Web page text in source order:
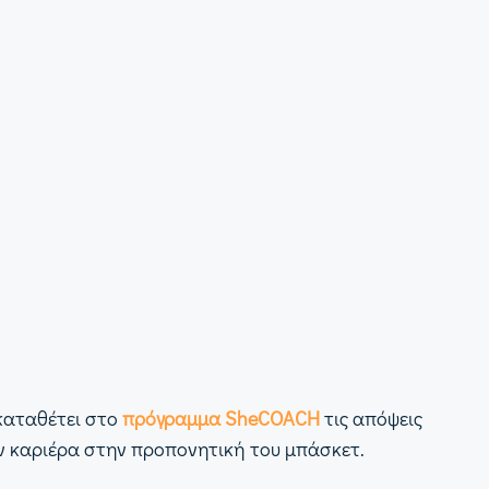
στο πρόγραμμα SheCOACHτις απόψεις
καριέρα στην προπονητική του μπάσκετ.